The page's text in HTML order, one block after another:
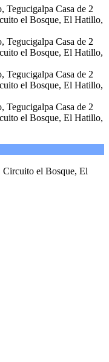
Circuito el Bosque, El